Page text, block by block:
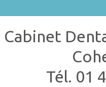
Cabinet
Tél. 01